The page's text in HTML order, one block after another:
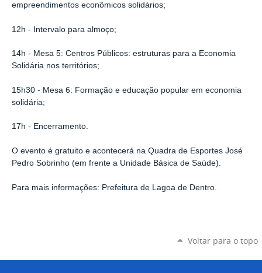
empreendimentos econômicos solidários;
12h - Intervalo para almoço;
14h - Mesa 5: Centros Públicos: estruturas para a Economia
Solidária nos territórios;
15h30 - Mesa 6: Formação e educação popular em economia
solidária;
17h - Encerramento.
O evento é gratuito e acontecerá na Quadra de Esportes José
Pedro Sobrinho (em frente a Unidade Básica de Saúde).
Para mais informações: Prefeitura de Lagoa de Dentro.
Voltar para o topo